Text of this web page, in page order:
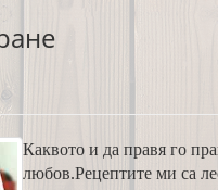
Каквото и да правя го
любов.Рецептите ми са